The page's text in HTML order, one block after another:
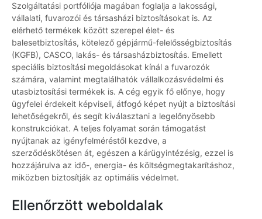
Szolgáltatási portfóliója magában foglalja a lakossági,
vállalati, fuvarozói és társasházi biztosításokat is. Az
elérhető termékek között szerepel élet- és
balesetbiztosítás, kötelező gépjármű-felelősségbiztosítás
(KGFB), CASCO, lakás- és társasházbiztosítás. Emellett
speciális biztosítási megoldásokat kínál a fuvarozók
számára, valamint megtalálhatók vállalkozásvédelmi és
utasbiztosítási termékek is. A cég egyik fő előnye, hogy
ügyfelei érdekeit képviseli, átfogó képet nyújt a biztosítási
lehetőségekről, és segít kiválasztani a legelőnyösebb
konstrukciókat. A teljes folyamat során támogatást
nyújtanak az igényfelméréstől kezdve, a
szerződéskötésen át, egészen a kárügyintézésig, ezzel is
hozzájárulva az idő-, energia- és költségmegtakarításhoz,
miközben biztosítják az optimális védelmet.
Ellenőrzött weboldalak